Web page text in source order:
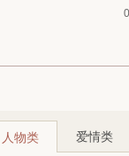
人物类 爱情类